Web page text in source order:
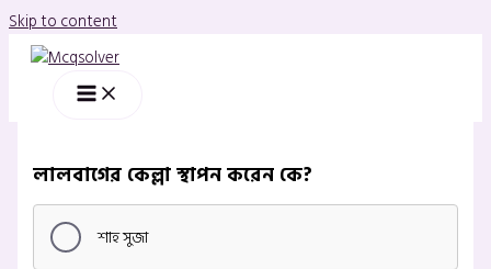
Skip to content
লালবাগের কেল্লা স্থাপন করেন কে?
শাহ সুজা